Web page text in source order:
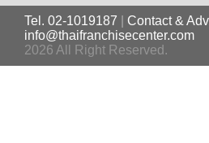
Tel. 02-1019187
Contact &
info@thaifranchisecenter.com
2026 All Right Reserved.